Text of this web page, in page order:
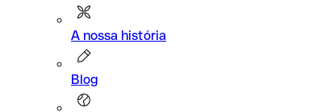
A nossa história
Blog